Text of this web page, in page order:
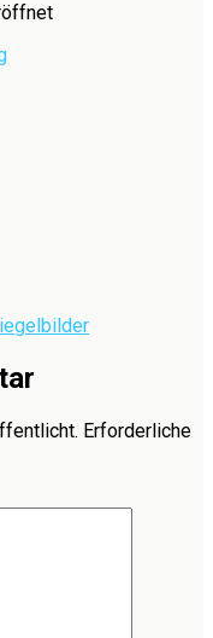
Erforderliche